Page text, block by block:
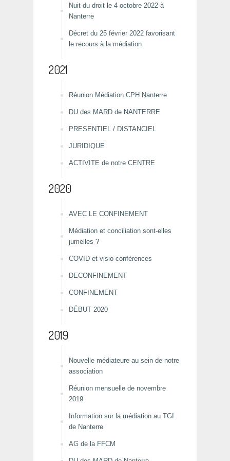
Nuit du droit le 4 octobre 2022 à
Nanterre
Décret du 25 février 2022 favorisant
le recours à la médiation
2021
Réunion Médiation CPH Nanterre
DU des MARD de NANTERRE
PRESENTIEL / DISTANCIEL
JURIDIQUE
ACTIVITE de notre CENTRE
2020
AVEC LE CONFINEMENT
Médiation et conciliation sont-elles
jumelles ?
COVID et visio conférences
DECONFINEMENT
CONFINEMENT
DÉBUT 2020
2019
Nouvelle médiateure au sein de notre
association
Réunion mensuelle de novembre
2019
Information sur la médiation au TGI
de Nanterre
AG de la FFCM